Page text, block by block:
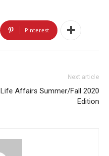
Pinterest
Next article
Life Affairs Summer/Fall 2020
Edition